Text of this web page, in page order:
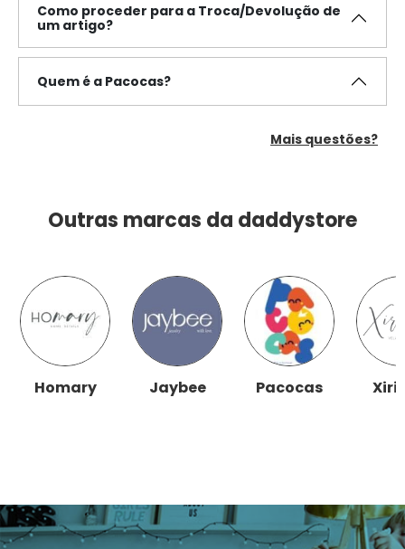
Como proceder para a Troca/Devolução de
um artigo?
Quem é a Pacocas?
Mais questões?
Outras marcas da daddystore
Homary Jaybee Pacocas